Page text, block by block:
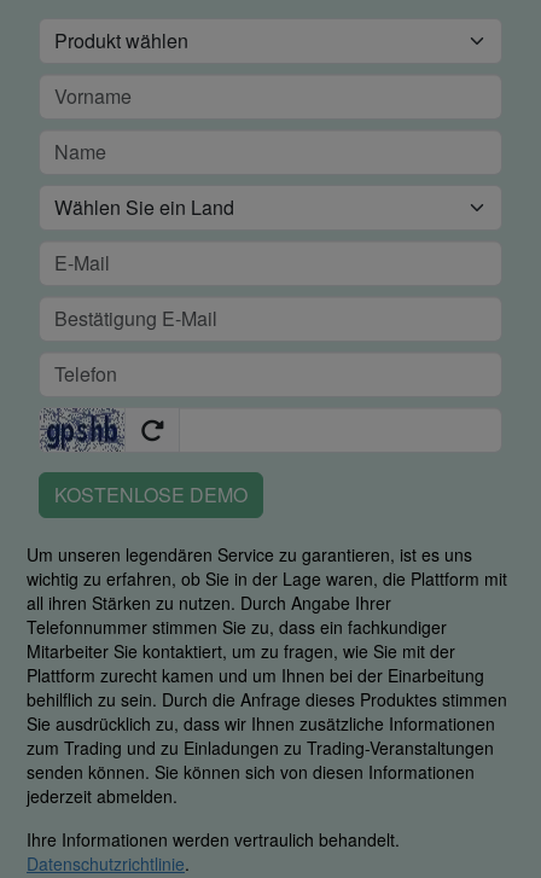
KOSTENLOSE DEMO
Um unseren legendären Service zu garantieren, ist es uns
wichtig zu erfahren, ob Sie in der Lage waren, die Plattform mit
all ihren Stärken zu nutzen. Durch Angabe Ihrer
Telefonnummer stimmen Sie zu, dass ein fachkundiger
Mitarbeiter Sie kontaktiert, um zu fragen, wie Sie mit der
Plattform zurecht kamen und um Ihnen bei der Einarbeitung
behilflich zu sein. Durch die Anfrage dieses Produktes stimmen
Sie ausdrücklich zu, dass wir Ihnen zusätzliche Informationen
zum Trading und zu Einladungen zu Trading-Veranstaltungen
senden können. Sie können sich von diesen Informationen
jederzeit abmelden.
Ihre Informationen werden vertraulich behandelt.
Datenschutzrichtlinie.